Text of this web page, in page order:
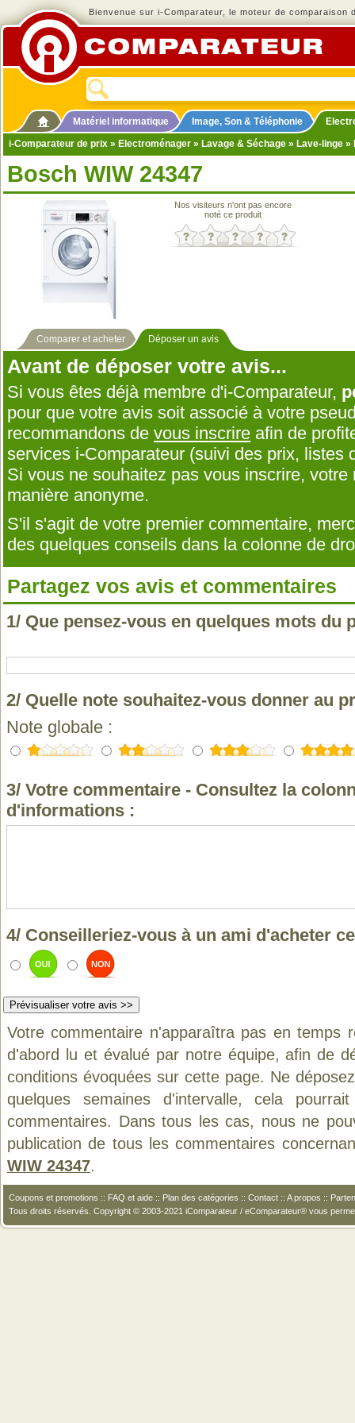
Bienvenue sur i-Comparateur, le moteur de comparaison
Matériel informatique Image, Son & Téléphonie
i-Comparateur de prix » Electroménager » Lavage & Séchage » Lave-linge »
Bosch WIW 24347
Nos visiteurs n'ont pas encore
noté ce produit
Comparer et acheter Déposer un avis
Avant de déposer votre avis...
Si vous êtes déjà membre d'i-Comparateur,
pour que votre avis soit associé à votre
recommandons de vous inscrire afin de
services i-Comparateur (suivi des prix, listes
Si vous ne souhaitez pas vous inscrire,
manière anonyme.
S'il s'agit de votre premier commentaire,
des quelques conseils dans la colonne de
Partagez vos avis et commentaires
1/ Que pensez-vous en quelques mots du
2/ Quelle note souhaitez-vous donner au
Note globale :
3/ Votre commentaire - Consultez la
d'informations :
4/ Conseilleriez-vous à un ami d'acheter
Votre commentaire n'apparaîtra pas en temps
d'abord lu et évalué par notre équipe, afin de
conditions évoquées sur cette page. Ne
quelques semaines d'intervalle, cela
commentaires. Dans tous les cas, nous ne
publication de tous les commentaires
WIW 24347.
Coupons et promotions :: FAQ et aide :: Plan des catégories :: Contact :: A propos ::
Tous droits réservés. Copyright © 2003-2021 iComparateur / eComparateur® vous